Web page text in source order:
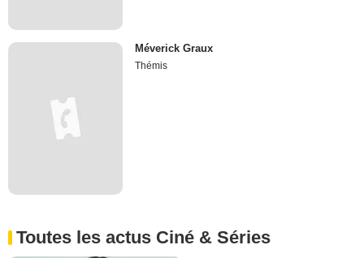
Méverick Graux
Thémis
Toutes les actus Ciné & Séries